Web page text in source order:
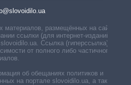
материалов, размещённых на сайте,
ссылки (для интернет-изданий —
Ссылка (гиперссылка)
от полного либо частичного
об обещаниях политиков и
на портале slovoidilo.ua, а также